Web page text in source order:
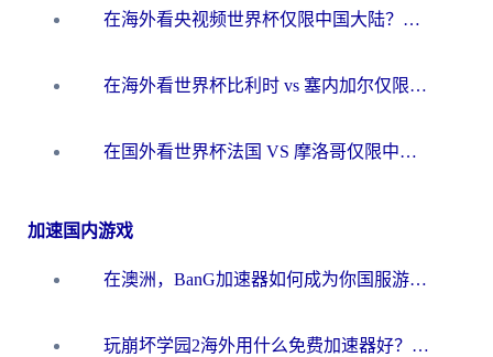
在海外看央视频世界杯仅限中国大陆？这篇指南帮你解锁中文解说+无卡顿直播
在海外看世界杯比利时 vs 塞内加尔仅限中国大陆？我找到了最流畅的中文解说之路
在国外看世界杯法国 VS 摩洛哥仅限中国大陆？海外党这样看中文解说赛事不卡顿
加速国内游戏
在澳洲，BanG加速器如何成为你国服游戏的“时光机”？
玩崩坏学园2海外用什么免费加速器好？2026海外党亲测国服游戏加速指南